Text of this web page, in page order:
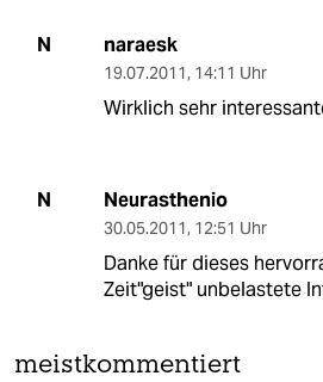
N naraesk
19.07.2011, 14:11 Uhr
Wirklich sehr
N Neurasthenio
30.05.2011, 12:51 Uhr
Danke für dieses
Zeit"geist" unbelastete
meistkommentiert